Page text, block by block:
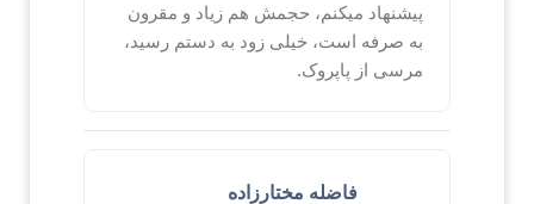
پیشنهاد میکنم، حجمش هم زیاد و مقرون
به صرفه است، خیلی زود به دستم رسید،
مرسی از پاپروک.
فاضله مختارزاده